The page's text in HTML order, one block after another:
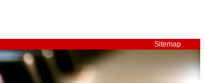
Sitemap